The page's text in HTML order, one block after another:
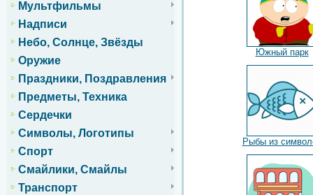
Мультфильмы
Надписи
Небо, Солнце, Звёзды
Оружие
Праздники, Поздравления
Предметы, Техника
Сердечки
Символы, Логотипы
Спорт
Смайлики, Смайлы
Транспорт
Южный парк
Рыбы из